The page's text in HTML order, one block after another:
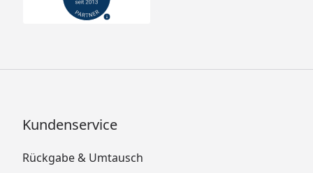
Kundenservice
Rückgabe & Umtausch